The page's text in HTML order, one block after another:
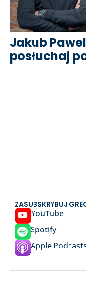
Jakub
posłuchaj
ZASUBSKRYBUJ
YouTube
Spotify
Apple Podcasts